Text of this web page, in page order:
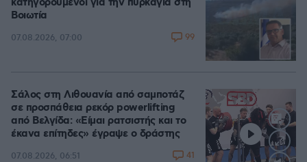
κατηγορούμενοι για την πυρκαγιά στη
Βοιωτία
07.08.2026, 07:00 99
Σάλος στη Λιθουανία από σαμποτάζ
σε προσπάθεια ρεκόρ powerlifting
από Βελγίδα: «Είμαι ρατσιστής και το
έκανα επίτηδες» έγραψε ο δράστης
07.08.2026, 06:51 41